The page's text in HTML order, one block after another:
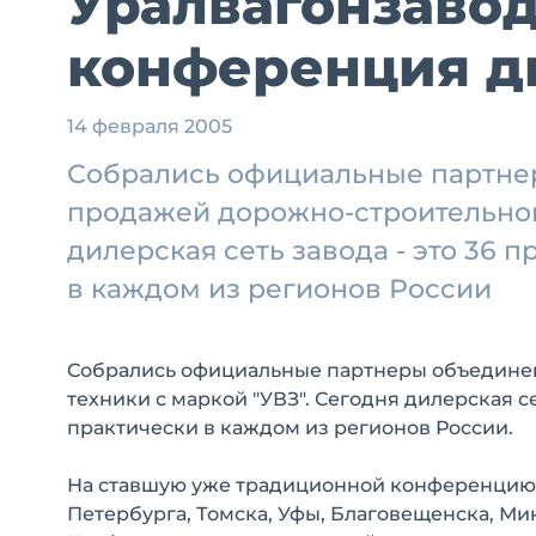
конференция
14 февраля 2005
Собрались официальные
продажей дорожно-
дилерская сеть завода - это 36
в каждом из регионов России
Собрались официальные партнеры
техники с маркой "УВЗ". Сегодня дилерская
практически в каждом из регионов России.
На ставшую уже традиционной конференцию
Петербурга, Томска, Уфы, Благовещенска,